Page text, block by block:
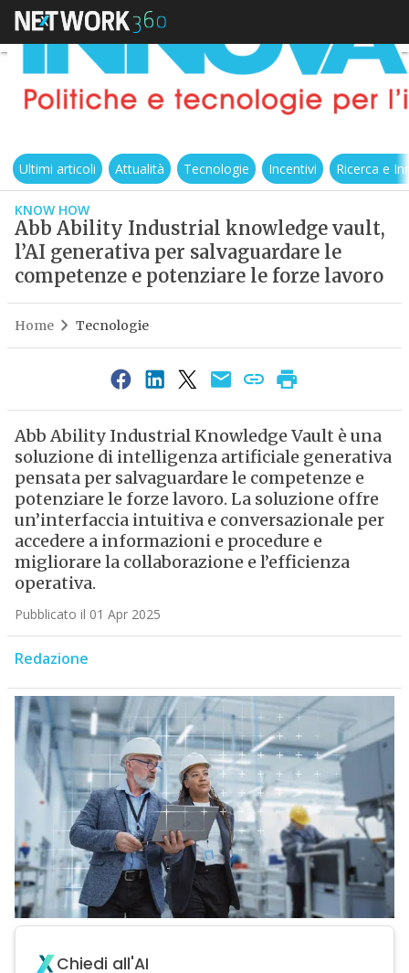
Ultimi articoli Attualità Tecnologie Incentivi Ricerca e
KNOW HOW
Abb Ability Industrial knowledge vault,
l’AI generativa per salvaguardare le
competenze e potenziare le forze lavoro
Home Tecnologie
Abb Ability Industrial Knowledge Vault è una
soluzione di intelligenza artificiale generativa
pensata per salvaguardare le competenze e
potenziare le forze lavoro. La soluzione offre
un’interfaccia intuitiva e conversazionale per
accedere a informazioni e procedure e
migliorare la collaborazione e l’efficienza
operativa.
Pubblicato il 01 Apr 2025
Redazione
Chiedi all'AI